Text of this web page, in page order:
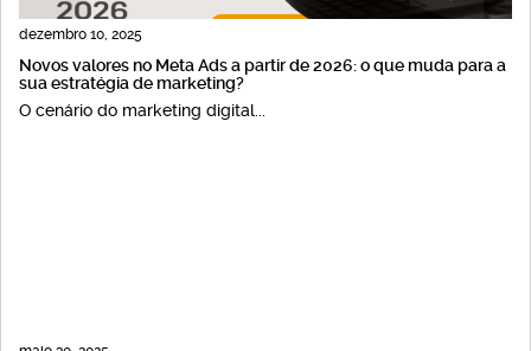
dezembro 10, 2025
Novos valores no Meta Ads a partir de 2026: o que muda para a
sua estratégia de marketing?
O cenário do marketing digital...